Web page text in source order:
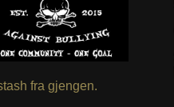
fra gjengen.